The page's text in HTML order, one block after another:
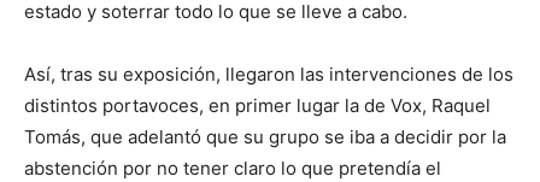
estado y soterrar todo lo que se lleve a cabo.
Así, tras su exposición, llegaron las intervenciones de los
distintos portavoces, en primer lugar la de Vox, Raquel
Tomás, que adelantó que su grupo se iba a decidir por la
abstención por no tener claro lo que pretendía el